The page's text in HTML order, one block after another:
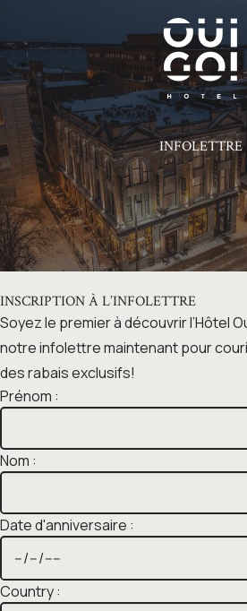
INFOLETTRE
INSCRIPTION À L’INFOLETTRE
Soyez le premier à découvrir l’Hôtel
notre infolettre maintenant pour
des rabais exclusifs!
Prénom :
Nom :
Date d'anniversaire :
Country :